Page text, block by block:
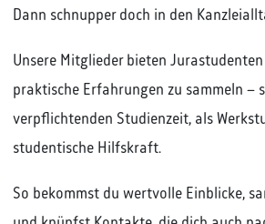
Dann schnupper doch in den
Unsere Mitglieder bieten
praktische Erfahrungen zu sammeln –
verpflichtenden Studienzeit, als
studentische Hilfskraft.
So bekommst du wertvolle Einblicke,